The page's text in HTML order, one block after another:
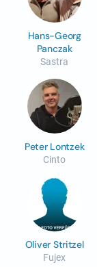
Hans-Georg
Panczak
Sastra
Peter Lontzek
Cinto
Oliver Stritzel
Fujex